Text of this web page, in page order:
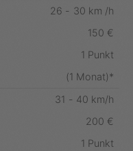
26 - 30 km /h
150 €
1 Punkt
(1 Monat)*
31 - 40 km/h
200 €
1 Punkt